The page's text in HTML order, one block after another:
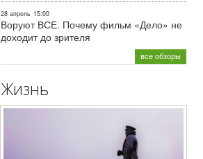
28 апрель 15:00
Воруют ВСЕ. Почему фильм «Дело» не
доходит до зрителя
все обзоры
Жизнь